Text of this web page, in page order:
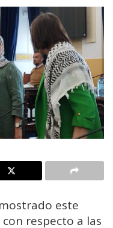
este
respecto a las